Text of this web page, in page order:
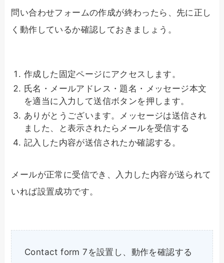
問い合わせフォームの作成が終わったら、先に正し
く動作しているか確認しておきましょう。
作成した固定ページにアクセスします。
氏名・メールアドレス・題名・メッセージ本文
を適当に入力して送信ボタンを押します。
ありがとうございます。メッセージは送信され
ました、と表示されたらメールを受信する
記入した内容が送信されたか確認する。
メールが正常に受信でき、入力した内容が送られて
いれば設置成功です。
Contact form 7を設置し、動作を確認する